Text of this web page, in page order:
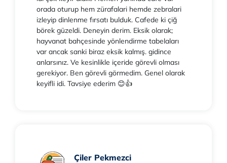
orada oturup hem zürafalari hemde zebralari
izleyip dinlenme fırsatı bulduk. Cafede ki çiğ
börek güzeldi. Deneyin derim. Eksik olarak;
hayvanat bahçesinde yönlendirme tabelaları
var ancak sanki biraz eksik kalmış. gidince
anlarsınız. Ve kesinlikle içeride görevli olması
gerekiyor. Ben görevli görmedim. Genel olarak
keyifli idi. Tavsiye ederim 😊👍
Çiler Pekmezci